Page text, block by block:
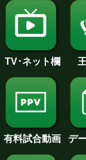
TV･ネット欄
有料試合動画 デ